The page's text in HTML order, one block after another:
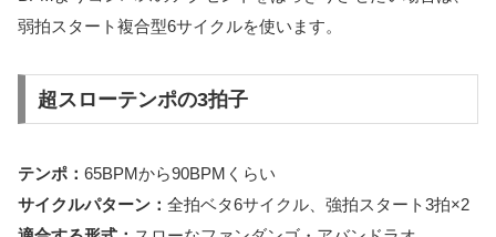
弱拍スタート複合型6サイクルを使います。
超スローテンポの3拍子
テンポ： 65BPMから90BPMくらい
サイクルパターン： 全拍ベタ6サイクル、強拍スタート3拍×2